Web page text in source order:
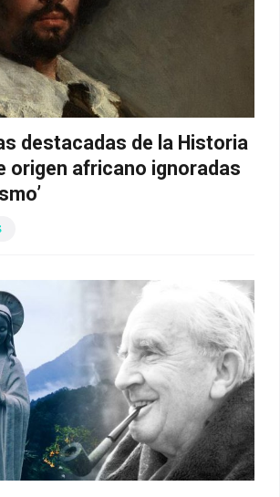
destacadas de la Historia
origen africano ignoradas